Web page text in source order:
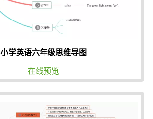
小学英语六年级思维导图
在线预览